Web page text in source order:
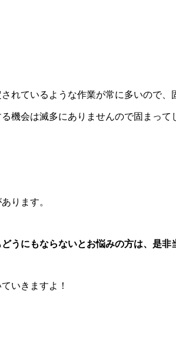
れているような作業が常に多いので、
機会は滅多にありませんので固まって
ります。
うにもならないとお悩みの方は、是非
いきますよ！